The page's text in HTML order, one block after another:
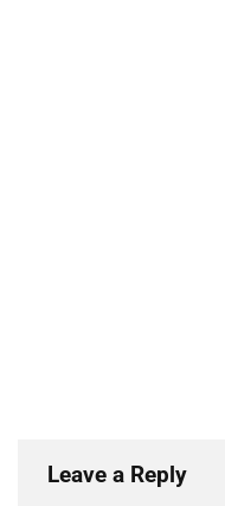
Leave a Reply